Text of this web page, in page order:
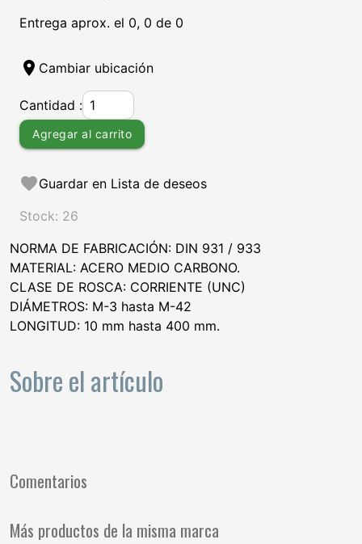
Entrega aprox. el 0, 0 de 0
location_on Cambiar ubicación
Cantidad :
Agregar al carrito
favoriteGuardar en Lista de deseos
Stock: 26
NORMA DE FABRICACIÓN: DIN 931 / 933
MATERIAL: ACERO MEDIO CARBONO.
CLASE DE ROSCA: CORRIENTE (UNC)
DIÁMETROS: M-3 hasta M-42
LONGITUD: 10 mm hasta 400 mm.
Sobre el artículo
Comentarios
Más productos de la misma marca